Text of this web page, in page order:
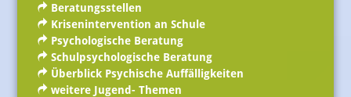
Beratungsstellen
Krisenintervention an Schule
Psychologische Beratung
Schulpsychologische Beratung
Überblick Psychische Auffälligkeiten
weitere Jugend- Themen